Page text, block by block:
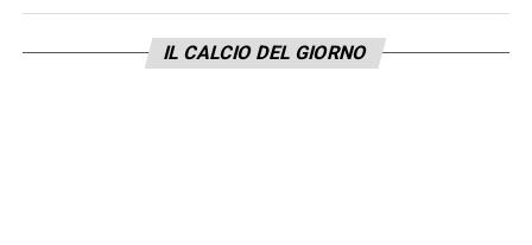
IL CALCIO DEL GIORNO